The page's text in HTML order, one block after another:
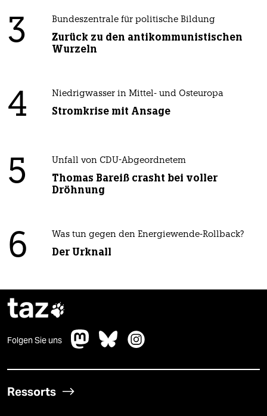
3 Bundeszentrale für politische Bildung
Zurück zu den antikommunistischen
Wurzeln
4 Niedrigwasser in Mittel- und Osteuropa
Stromkrise mit Ansage
5 Unfall von CDU-Abgeordnetem
Thomas Bareiß crasht bei voller
Dröhnung
6 Was tun gegen den Energiewende-Rollback?
Der Urknall
taz
Folgen Sie uns
Ressorts